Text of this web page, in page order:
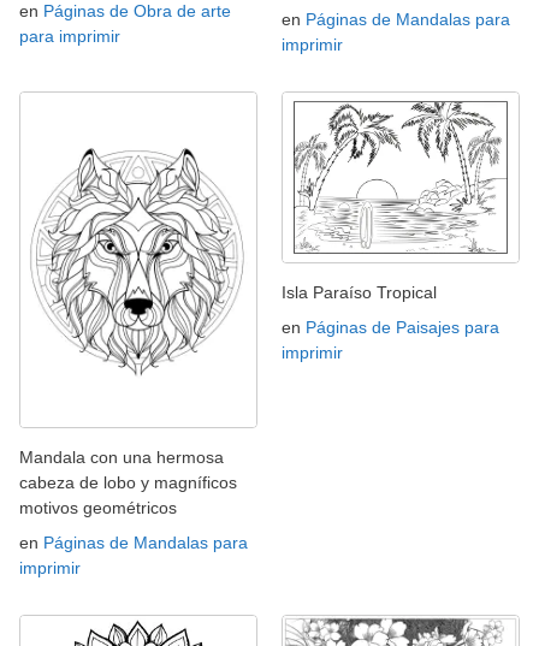
en Páginas de Obra de arte
para imprimir
en Páginas de Mandalas para
imprimir
Mandala con una hermosa
cabeza de lobo y magníficos
motivos geométricos
en Páginas de Mandalas para
imprimir
Isla Paraíso Tropical
en Páginas de Paisajes para
imprimir